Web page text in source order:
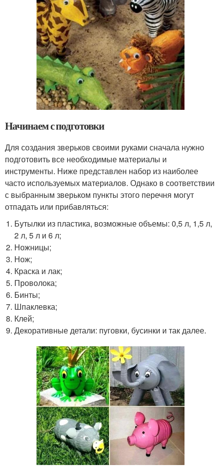
Начинаем с подготовки
Для создания зверьков своими руками сначала нужно
подготовить все необходимые материалы и
инструменты. Ниже представлен набор из наиболее
часто используемых материалов. Однако в соответствии
с выбранным зверьком пункты этого перечня могут
отпадать или прибавляться:
Бутылки из пластика, возможные объемы: 0,5 л, 1,5 л,
2 л, 5 л и 6 л;
Ножницы;
Нож;
Краска и лак;
Проволока;
Бинты;
Шпаклевка;
Клей;
Декоративные детали: пуговки, бусинки и так далее.